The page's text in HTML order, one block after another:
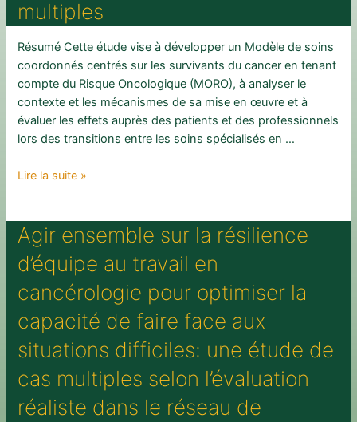
multiples
Résumé Cette étude vise à développer un Modèle de soins
coordonnés centrés sur les survivants du cancer en tenant
compte du Risque Oncologique (MORO), à analyser le
contexte et les mécanismes de sa mise en œuvre et à
évaluer les effets auprès des patients et des professionnels
lors des transitions entre les soins spécialisés en …
Optimisation
cliniques
organisationnelles
lors
des
transitions
entre
les
soins
oncologiques
et
Lire la suite »
Agir ensemble sur la résilience
d’équipe au travail en
cancérologie pour optimiser la
capacité de faire face aux
situations difficiles: une étude de
cas multiples selon l’évaluation
réaliste dans le réseau de